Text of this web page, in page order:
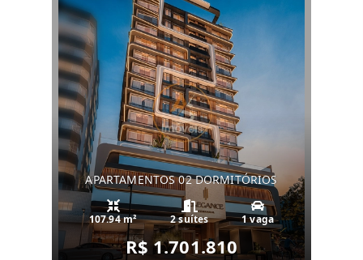
APARTAMENTOS 02 DORMITÓRIOS
107.94 m² 2 suítes 1 vaga
R$ 1.701.810